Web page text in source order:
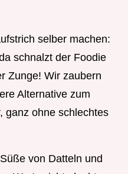
selber machen:
schnalzt der Foodie
Zunge! Wir zaubern
Alternative zum
ganz ohne schlechtes
von Datteln und